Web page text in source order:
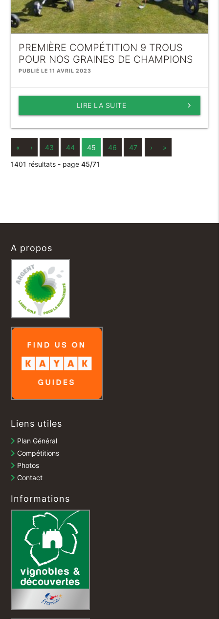
PREMIÈRE COMPÉTITION 9 TROUS
POUR NOS GRAINES DE CHAMPIONS
PUBLIÉ LE 11 AVRIL 2023
keyboard_arrow_right
LIRE LA SUITE
« ‹ 43 44 45 46 47 › »
1401 résultats - page45/71
A propos
Liens utiles
Plan Général
Compétitions
Photos
Contact
Informations